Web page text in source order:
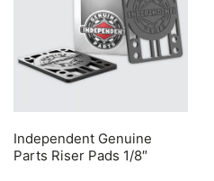
Independent Genuine
Parts Riser Pads 1/8″